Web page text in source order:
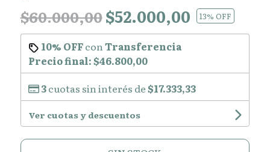
$60.000,00$52.000,00 13% OFF
10% OFFcon Transferencia
Precio final:$46.800,00
3cuotas sin interés de$17.333,33
Ver cuotas y descuentos